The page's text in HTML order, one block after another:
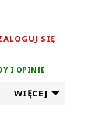
SIĘ
I OPINIE
WIĘCEJ